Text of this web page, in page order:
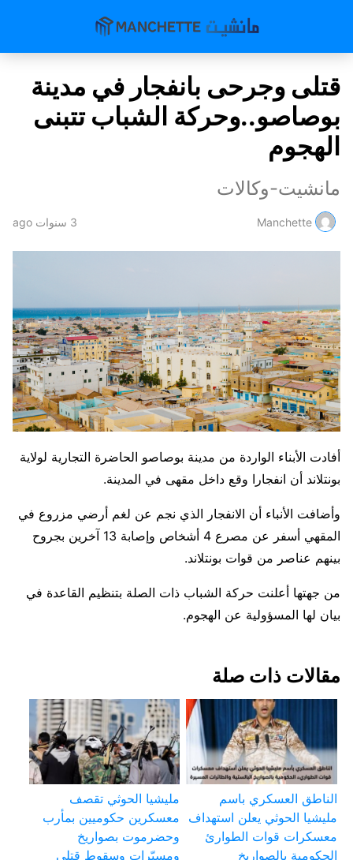
قتلى وجرحى بانفجار في مدينة
بوصاصو..وحركة الشباب تتبنى
الهجوم
مانشيت-وكالات
Manchette 3 سنوات ago
أفادت الأبناء الواردة من مدينة بوصاصو الحاضرة التجارية لولاية
بونتلاند أن انفجارا وقع داخل مقهى في المدينة.
وأضافت الأنباء أن الانفجار الذي نجم عن لغم أرضي مزروع في
المقهي أسفر عن مصرع 4 أشخاص وإصابة 13 آخرين بجروح
بينهم عناصر من قوات بونتلاند.
من جهتها أعلنت حركة الشباب ذات الصلة بتنظيم القاعدة في
بيان لها المسؤولية عن الهجوم.
مقالات ذات صلة
الناطق العسكري باسم
مليشيا الحوثي يعلن استهداف
معسكرات قوات الطوارئ
الحكومية بالصواريخ
مليشيا الحوثي تقصف
معسكرين حكوميين بمأرب
وحضرموت بصواريخ
ومسيّرات وسقوط قتلى